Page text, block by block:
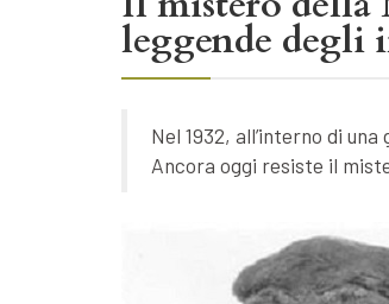
leggende degli
Nel 1932, all’interno di
Ancora oggi resiste il